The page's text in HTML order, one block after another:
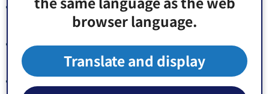
browser language.
Translate and display
声の広報 平成30年5月1日号（2・3面)（MP3時09
分,541KB）（別ウィンドウで開きます）
声の広報 平成30年5月1日号（4・5面）（MP3時06
分,849KB）（別ウィンドウで開きます）
声の広報 平成30年5月1日号（6・7面）（MP3時10